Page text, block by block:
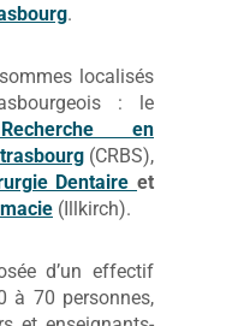
.
localisés
: le
en
(CRBS),
Dentaireet
(Illkirch).
d’un effectif
à 70 personnes,